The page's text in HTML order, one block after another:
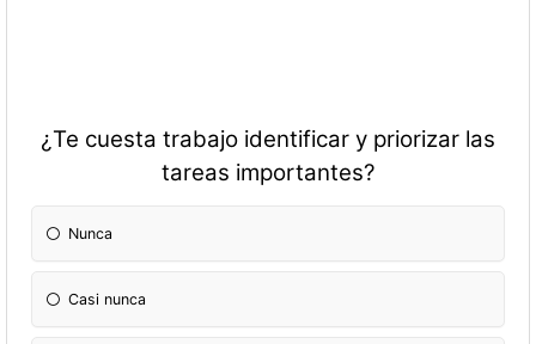
¿Te cuesta trabajo identificar y priorizar las
tareas importantes?
Nunca
Casi nunca